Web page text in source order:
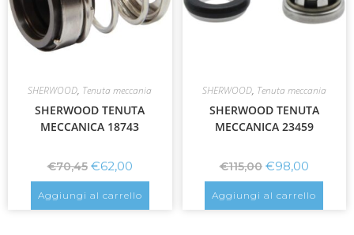
SHERWOOD, Tenuta meccania
SHERWOOD TENUTA
MECCANICA 18743
€70,45 €62,00
Aggiungi al carrello
SHERWOOD, Tenuta meccania
SHERWOOD TENUTA
MECCANICA 23459
€115,00 €98,00
Aggiungi al carrello